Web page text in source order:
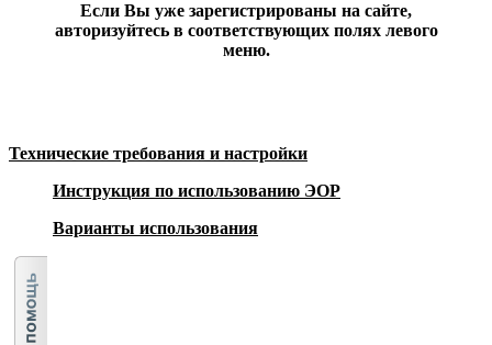
Если Вы уже зарегистрированы на сайте,
авторизуйтесь в соответствующих полях левого
меню.
Технические требования и настройки
Инструкция по использованию ЭОР
Варианты использования